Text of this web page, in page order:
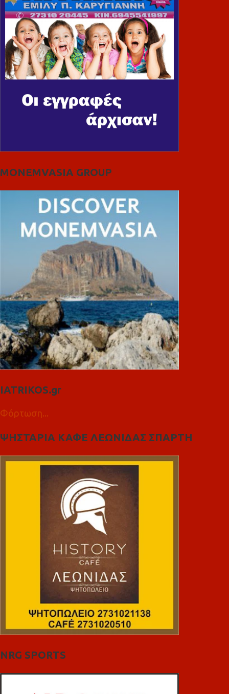
MONEMVASIA GROUP
IATRIKOS.gr
Φόρτωση...
ΨΗΣΤΑΡΙΑ ΚΑΦΕ ΛΕΩΝΙΔΑΣ ΣΠΑΡΤΗ
NRG SPORTS